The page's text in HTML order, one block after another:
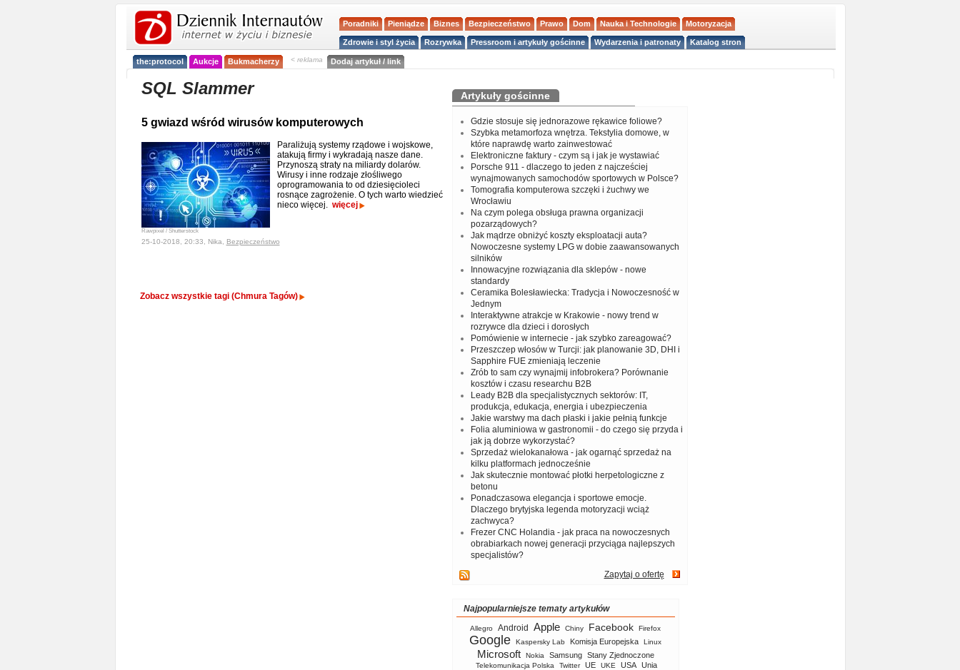
Poradniki Pieniądze Biznes Bezpieczeństwo Prawo Dom Nauka i Technologie Motoryzacja
Zdrowie i styl życia Rozrywka Pressroom i artykuły gościnne Wydarzenia i patronaty Katalog stron
the:protocol Aukcje Bukmacherzy < reklama Dodaj artykuł / link
SQL Slammer
5 gwiazd wśród wirusów komputerowych
Rawpixel / Shutterstock
Paraliżują systemy rządowe i wojskowe,
atakują firmy i wykradają nasze dane.
Przynoszą straty na miliardy dolarów.
Wirusy i inne rodzaje złośliwego
oprogramowania to od dziesięcioleci
rosnące zagrożenie. O tych warto wiedzieć
nieco więcej. więcej
25-10-2018, 20:33, Nika, Bezpieczeństwo
Zobacz wszystkie tagi (Chmura Tagów)
Artykuły gościnne
Gdzie stosuje się jednorazowe rękawice foliowe?
Szybka metamorfoza wnętrza. Tekstylia domowe, w
które naprawdę warto zainwestować
Elektroniczne faktury - czym są i jak je wystawiać
Porsche 911 - dlaczego to jeden z najcześciej
wynajmowanych samochodów sportowych w Polsce?
Tomografia komputerowa szczęki i żuchwy we
Wrocławiu
Na czym polega obsługa prawna organizacji
pozarządowych?
Jak mądrze obniżyć koszty eksploatacji auta?
Nowoczesne systemy LPG w dobie zaawansowanych
silników
Innowacyjne rozwiązania dla sklepów - nowe
standardy
Ceramika Bolesławiecka: Tradycja i Nowoczesność w
Jednym
Interaktywne atrakcje w Krakowie - nowy trend w
rozrywce dla dzieci i dorosłych
Pomówienie w internecie - jak szybko zareagować?
Przeszczep włosów w Turcji: jak planowanie 3D, DHI i
Sapphire FUE zmieniają leczenie
Zrób to sam czy wynajmij infobrokera? Porównanie
kosztów i czasu researchu B2B
Leady B2B dla specjalistycznych sektorów: IT,
produkcja, edukacja, energia i ubezpieczenia
Jakie warstwy ma dach płaski i jakie pełnią funkcje
Folia aluminiowa w gastronomii - do czego się przyda i
jak ją dobrze wykorzystać?
Sprzedaż wielokanałowa - jak ogarnąć sprzedaż na
kilku platformach jednocześnie
Jak skutecznie montować płotki herpetologiczne z
betonu
Ponadczasowa elegancja i sportowe emocje.
Dlaczego brytyjska legenda motoryzacji wciąż
zachwyca?
Frezer CNC Holandia - jak praca na nowoczesnych
obrabiarkach nowej generacji przyciąga najlepszych
specjalistów?
Zapytaj o ofertę
Najpopularniejsze tematy artykułów
Allegro Android Apple Chiny Facebook Firefox
Google Kaspersky Lab Komisja Europejska Linux
Microsoft Nokia Samsung Stany Zjednoczone
Telekomunikacja Polska Twitter UE UKE USA
Unia